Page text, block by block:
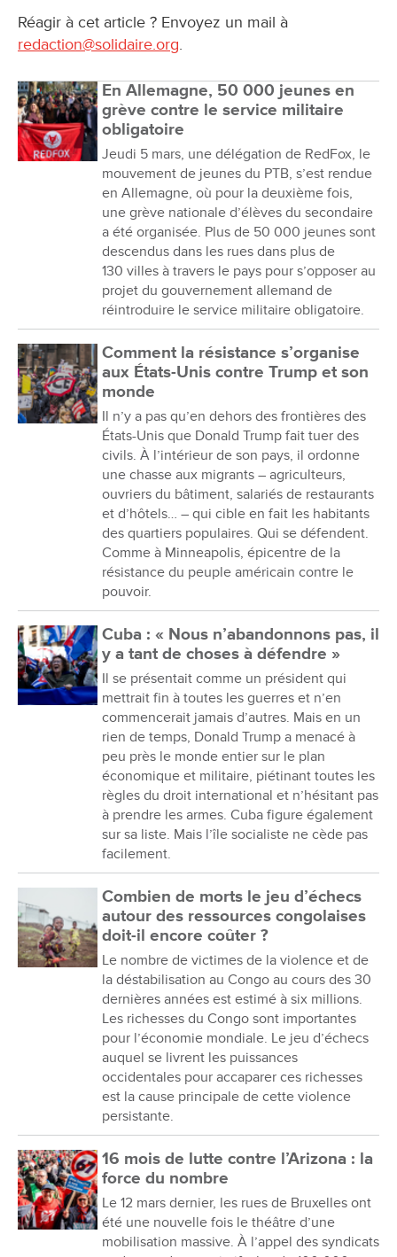
Réagir à cet article ? Envoyez un mail à
redaction@solidaire.org.
En Allemagne, 50 000 jeunes en
grève contre le service militaire
obligatoire
Jeudi 5 mars, une délégation de RedFox, le
mouvement de jeunes du PTB, s’est rendue
en Allemagne, où pour la deuxième fois,
une grève nationale d’élèves du secondaire
a été organisée. Plus de 50 000 jeunes sont
descendus dans les rues dans plus de
130 villes à travers le pays pour s’opposer au
projet du gouvernement allemand de
réintroduire le service militaire obligatoire.
Comment la résistance s’organise
aux États-Unis contre Trump et son
monde
Il n’y a pas qu’en dehors des frontières des
États-Unis que Donald Trump fait tuer des
civils. À l’intérieur de son pays, il ordonne
une chasse aux migrants – agriculteurs,
ouvriers du bâtiment, salariés de restaurants
et d’hôtels… – qui cible en fait les habitants
des quartiers populaires. Qui se défendent.
Comme à Minneapolis, épicentre de la
résistance du peuple américain contre le
pouvoir.
Cuba : « Nous n’abandonnons pas, il
y a tant de choses à défendre »
Il se présentait comme un président qui
mettrait fin à toutes les guerres et n’en
commencerait jamais d’autres. Mais en un
rien de temps, Donald Trump a menacé à
peu près le monde entier sur le plan
économique et militaire, piétinant toutes les
règles du droit international et n’hésitant pas
à prendre les armes. Cuba figure également
sur sa liste. Mais l’île socialiste ne cède pas
facilement.
Combien de morts le jeu d’échecs
autour des ressources congolaises
doit-il encore coûter ?
Le nombre de victimes de la violence et de
la déstabilisation au Congo au cours des 30
dernières années est estimé à six millions.
Les richesses du Congo sont importantes
pour l’économie mondiale. Le jeu d’échecs
auquel se livrent les puissances
occidentales pour accaparer ces richesses
est la cause principale de cette violence
persistante.
16 mois de lutte contre l’Arizona : la
force du nombre
Le 12 mars dernier, les rues de Bruxelles ont
été une nouvelle fois le théâtre d’une
mobilisation massive. À l’appel des syndicats